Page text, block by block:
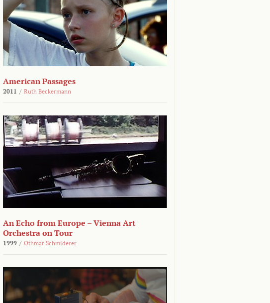
American Passages
2011 / Ruth Beckermann
An Echo from Europe – Vienna Art
Orchestra on Tour
1999 / Othmar Schmiderer